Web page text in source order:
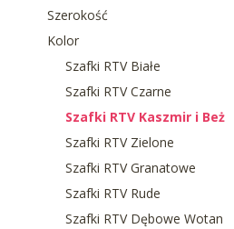
Szerokość
Kolor
Szafki RTV Białe
Szafki RTV Czarne
Szafki RTV Kaszmir i Beż
Szafki RTV Zielone
Szafki RTV Granatowe
Szafki RTV Rude
Szafki RTV Dębowe Wotan